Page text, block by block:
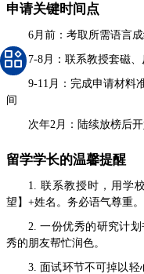
申请关键时间点
6月前：考取所需语言
7-8月：联系教授套磁
9-11月：完成申请材料
间
次年2月：陆续放榜后
留学学长的温馨提醒
1. 联系教授时，用学
望】+姓名。务必语气尊重。
2. 一份优秀的研究计
秀的朋友帮忙润色。
3. 面试环节不可掉以轻